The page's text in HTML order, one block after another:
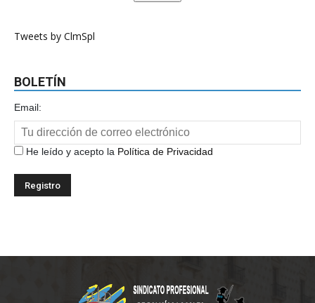
Tweets by ClmSpl
BOLETÍN
Email:
He leído y acepto la Política de Privacidad